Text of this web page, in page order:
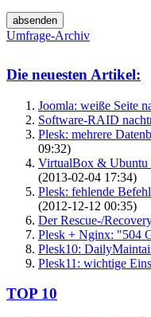
Umfrage-Archiv
Die neuesten Artikel:
Joomla: weiße Seite
Software-RAID
Plesk: mehrere
09:32)
VirtualBox & Ubuntu
(2013-02-04 17:34)
Plesk: fehlende
(2012-12-12 00:35)
Der Rescue-/
Plesk + Nginx: "504
Plesk10:
Plesk11: wichtige
TOP 10